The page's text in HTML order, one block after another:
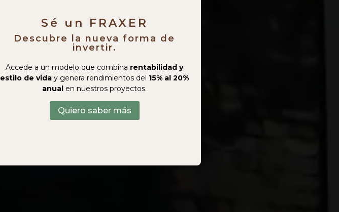
Sé un FRAXER
Descubre la nueva forma de
invertir.
Accede a un modelo que combina rentabilidad y
estilo de vida y genera rendimientos del 15% al 20%
anual en nuestros proyectos.
Quiero saber más